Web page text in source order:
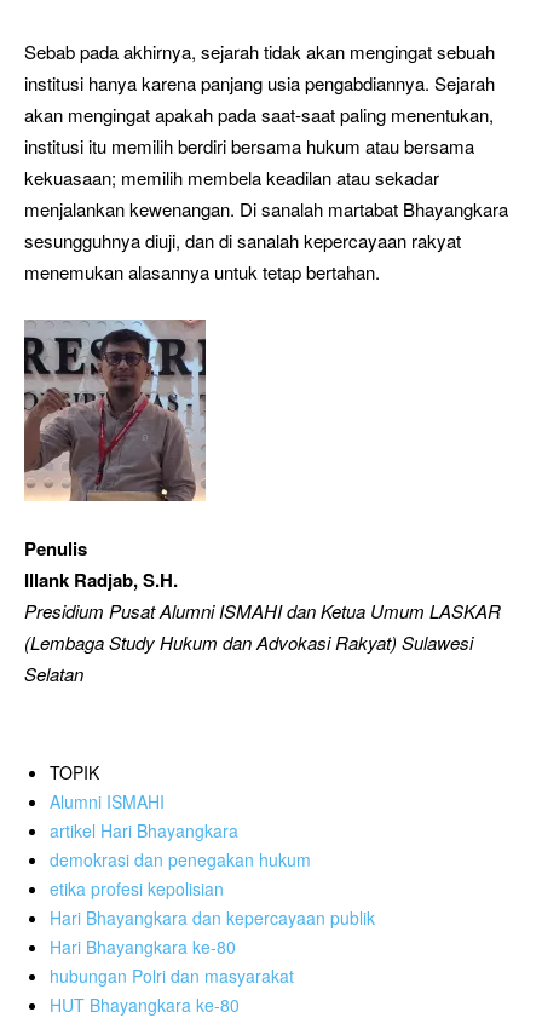
Sebab pada akhirnya, sejarah tidak akan mengingat sebuah
institusi hanya karena panjang usia pengabdiannya. Sejarah
akan mengingat apakah pada saat-saat paling menentukan,
institusi itu memilih berdiri bersama hukum atau bersama
kekuasaan; memilih membela keadilan atau sekadar
menjalankan kewenangan. Di sanalah martabat Bhayangkara
sesungguhnya diuji, dan di sanalah kepercayaan rakyat
menemukan alasannya untuk tetap bertahan.
Penulis
Illank Radjab, S.H.
Presidium Pusat Alumni ISMAHI dan Ketua Umum LASKAR
(Lembaga Study Hukum dan Advokasi Rakyat) Sulawesi
Selatan
TOPIK
Alumni ISMAHI
artikel Hari Bhayangkara
demokrasi dan penegakan hukum
etika profesi kepolisian
Hari Bhayangkara dan kepercayaan publik
Hari Bhayangkara ke-80
hubungan Polri dan masyarakat
HUT Bhayangkara ke-80